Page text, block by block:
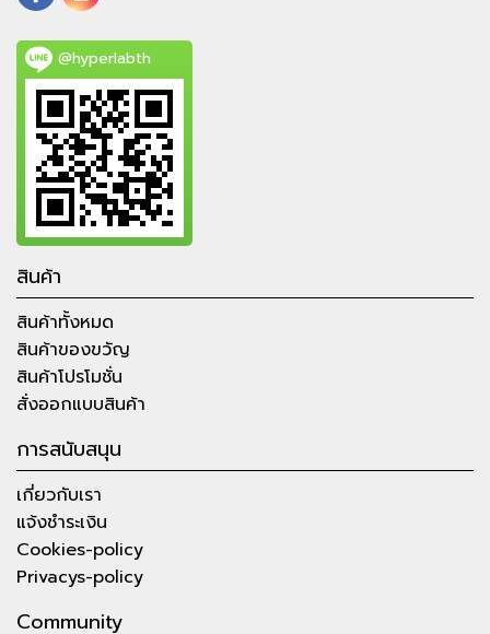
@hyperlabth
สินค้า
สินค้าทั้งหมด
สินค้าของขวัญ
สินค้าโปรโมชั่น
สั่งออกแบบสินค้า
การสนับสนุน
เกี่ยวกับเรา
แจ้งชำระเงิน
Cookies-policy
Privacys-policy
Community